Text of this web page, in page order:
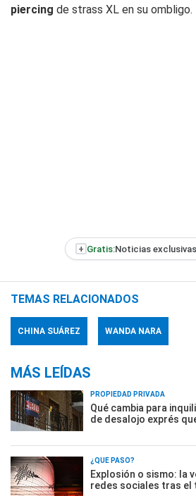
piercing de strass XL en su ombligo.
+ Gratis:Noticias
TEMAS RELACIONADOS
CHINA SUÁREZ WANDA NARA
MÁS LEÍDAS
PROPIEDAD PRIVADA
Qué cambia para
de desalojo exprés
¿QUÉ PASÓ?
Explosión o sismo: la
redes sociales tras el